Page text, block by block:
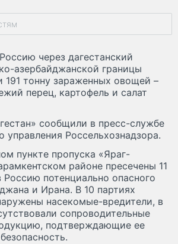
через дагестанский
азербайджанской границы
191 тонну зараженных овощей –
перец, картофель и салат
сообщили в пресс-службе
управления Россельхознадзора.
пункте пропуска «Яраг-
районе пресечены 11
Россию потенциально опасного
и Ирана. В 10 партиях
насекомые-вредители, в
сопроводительные
подтверждающие ее